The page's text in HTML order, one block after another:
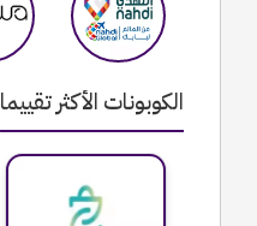
الكوبونات الأكثر تقييما